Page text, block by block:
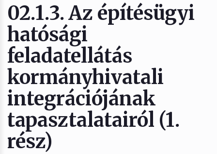
02.1.3. Az építésügyi
hatósági
feladatellátás
kormányhivatali
integrációjának
tapasztalatairól (1.
rész)